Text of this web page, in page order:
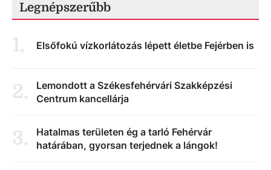
Legnépszerűbb
1. Elsőfokú vízkorlátozás lépett életbe Fejérben is
2.
Lemondott a Székesfehérvári Szakképzési
Centrum kancellárja
3.
Hatalmas területen ég a tarló Fehérvár
határában, gyorsan terjednek a lángok!